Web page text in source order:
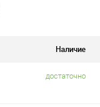
Наличие
достаточно